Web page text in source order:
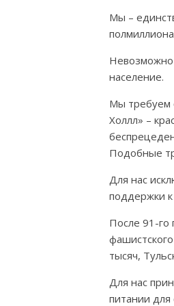
Мы –
Невозможно
население.
Мы требуем
Холлл» –
Подобные
Для нас
поддержки
После 91-го
тысяч,
Для нас
питании для